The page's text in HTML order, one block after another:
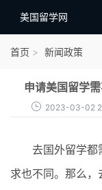
美国留学网
首页 新闻政策
申请美国留学
2023-03-02
去国外留学都
求也不同。那么